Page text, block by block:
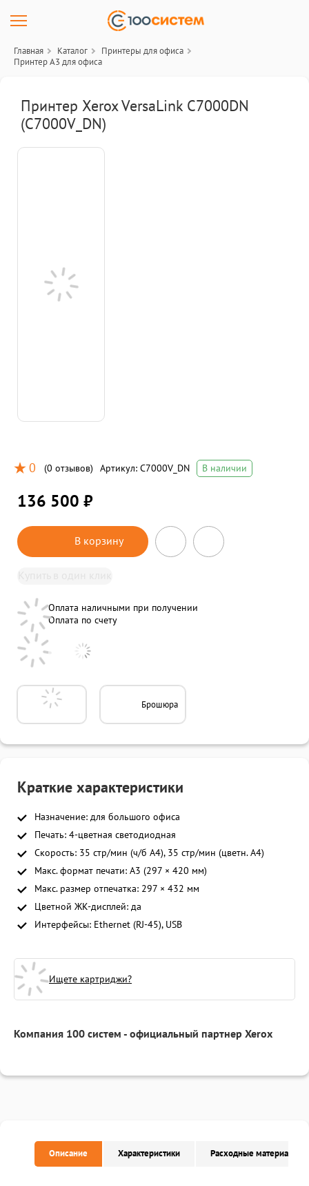
Главная Каталог
Принтеры для офиса
Принтер А3 для офиса
Принтер Xerox VersaLink C7000DN
(C7000V_DN)
0 (0 отзывов) Артикул: C7000V_DN В наличии
136 500 ₽
В корзину
Оплата наличными при получении
Оплата по счету
Брошюра
Краткие характеристики
Назначение: для большого офиса
Печать: 4-цветная светодиодная
Скорость: 35 стр/мин (ч/б A4), 35 стр/мин (цветн. А4)
Макс. формат печати: A3 (297 × 420 мм)
Макс. размер отпечатка: 297 × 432 мм
Цветной ЖК-дисплей: да
Интерфейсы: Ethernet (RJ-45), USB
Ищете картриджи?
Компания 100 систем - официальный партнер Xerox
Описание Характеристики Расходные материалы